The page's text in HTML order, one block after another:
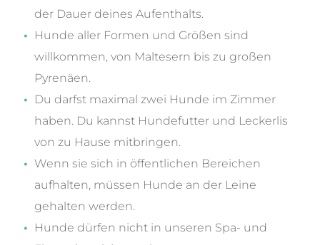
der Dauer deines Aufenthalts.
Hunde aller Formen und Größen sind
willkommen, von Maltesern bis zu großen
Pyrenäen.
Du darfst maximal zwei Hunde im Zimmer
haben. Du kannst Hundefutter und Leckerlis
von zu Hause mitbringen.
Wenn sie sich in öffentlichen Bereichen
aufhalten, müssen Hunde an der Leine
gehalten werden.
Hunde dürfen nicht in unseren Spa- und